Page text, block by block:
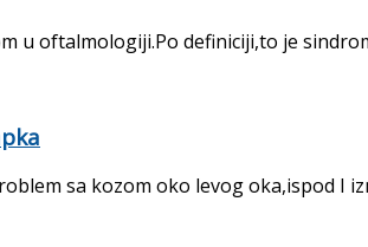
u oftalmologiji.Po definiciji,to je
sa kozom oko levog oka,ispod I